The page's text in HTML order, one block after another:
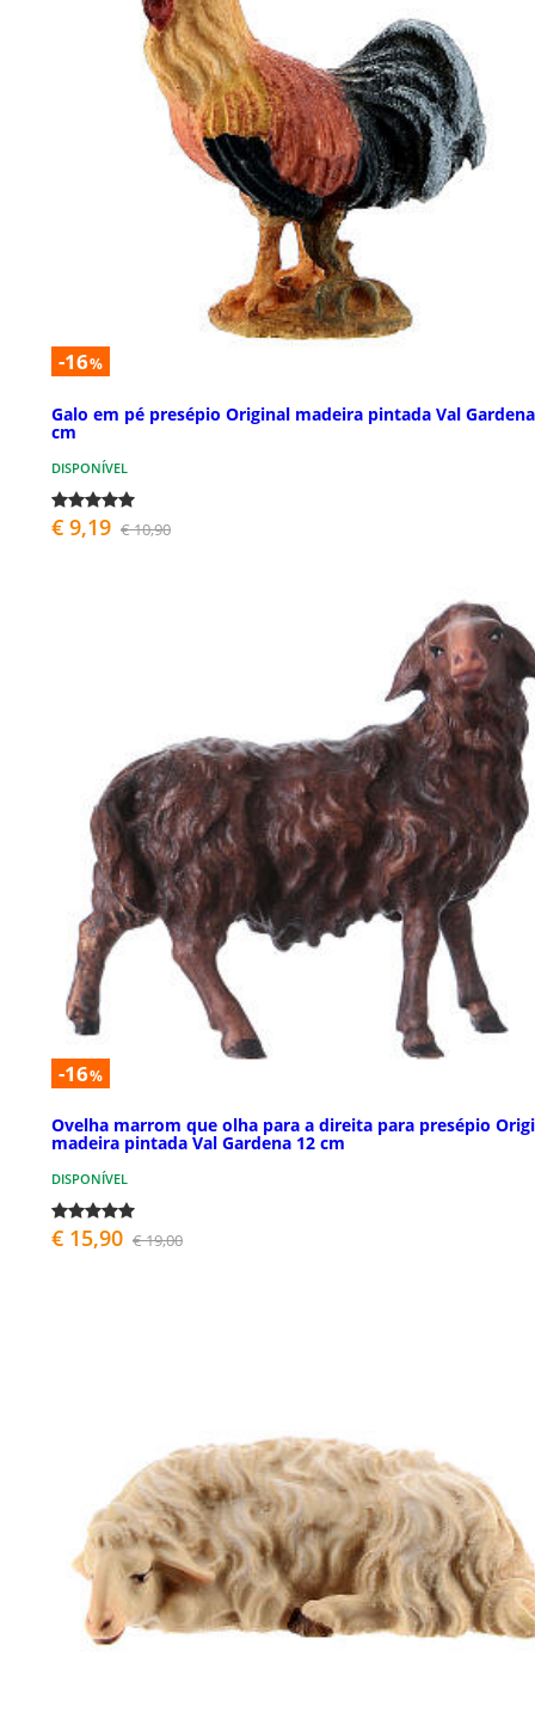
-16%
Galo em pé presépio Original madeira pintada Val
cm
DISPONÍVEL
€ 9,19 € 10,90
-16%
Ovelha marrom que olha para a direita para presépio
madeira pintada Val Gardena 12 cm
DISPONÍVEL
€ 15,90 € 19,00